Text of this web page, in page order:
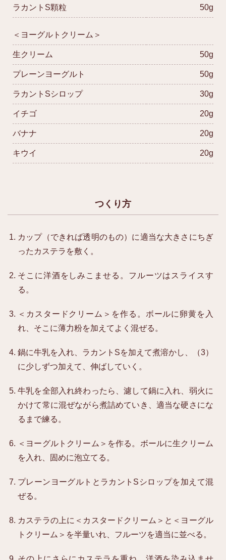
ラカントS顆粒 50g
＜ヨーグルトクリーム＞
生クリーム 50g
プレーンヨーグルト 50g
ラカントSシロップ 30g
イチゴ 20g
バナナ 20g
キウイ 20g
つくり方
カップ（できれば透明のもの）に適当な大きさにちぎ
ったカステラを敷く。
そこに洋酒をしみこませる。フルーツはスライスす
る。
＜カスタードクリーム＞を作る。ボールに卵黄を入
れ、そこに薄力粉を加えてよく混ぜる。
鍋に牛乳を入れ、ラカントSを加えて煮溶かし、（3）
に少しずつ加えて、伸ばしていく。
牛乳を全部入れ終わったら、濾して鍋に入れ、弱火に
かけて常に混ぜながら煮詰めていき、適当な硬さにな
るまで練る。
＜ヨーグルトクリーム＞を作る。ボールに生クリーム
を入れ、固めに泡立てる。
プレーンヨーグルトとラカントSシロップを加えて混
ぜる。
カステラの上に＜カスタードクリーム＞と＜ヨーグル
トクリーム＞を半量いれ、フルーツを適当に並べる。